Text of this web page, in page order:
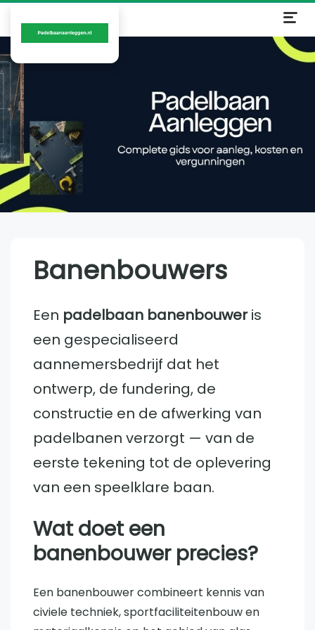
Banenbouwers
Een padelbaan banenbouweris
een gespecialiseerd
aannemersbedrijf dat het
ontwerp, de fundering, de
constructie en de afwerking van
padelbanen verzorgt — van de
eerste tekening tot de oplevering
van een speelklare baan.
Wat doet een
banenbouwer precies?
Een banenbouwer combineert kennis van
civiele techniek, sportfaciliteitenbouw en